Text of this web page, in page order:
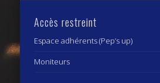
Accès restreint
Espace adhérents (Pep’s up)
Moniteurs